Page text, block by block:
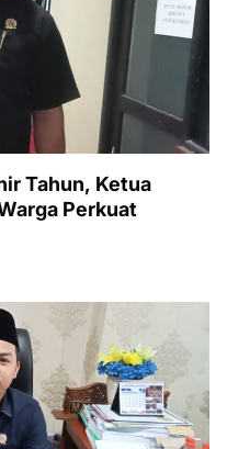
Tahun, Ketua
Perkuat